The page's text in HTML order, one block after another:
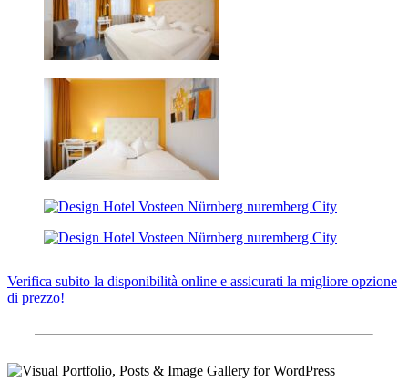
Verifica subito la disponibilità online e assicurati la migliore opzione
di prezzo!